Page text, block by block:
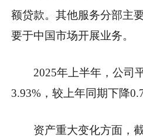
额贷款。其他服务分部主
要于中国市场开展业务。
2025年上半年，公司
3.93%，较上年同期下降
资产重大变化方面，